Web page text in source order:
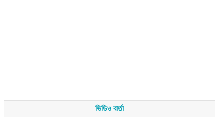
ভিডিও বার্তা